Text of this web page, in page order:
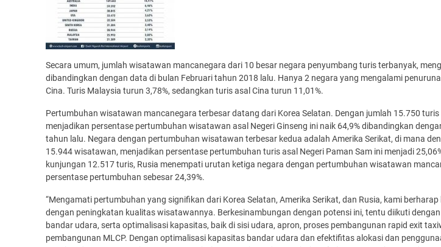
Secara umum, jumlah wisatawan mancanegara dari 10 besar negara penyumbang turis terbanyak,
dibandingkan dengan data di bulan Februari tahun 2018 lalu. Hanya 2 negara yang mengalami
Cina. Turis Malaysia turun 3,78%, sedangkan turis asal Cina turun 11,01%.
Pertumbuhan wisatawan mancanegara terbesar datang dari Korea Selatan. Dengan jumlah 15.750 turis
menjadikan persentase pertumbuhan wisatawan asal Negeri Ginseng ini naik 64,9% dibandingkan
tahun lalu. Negara dengan pertumbuhan wisatawan terbesar kedua adalah Amerika Serikat, di mana
15.944 wisatawan, menjadikan persentase pertumbuhan turis asal Negeri Paman Sam ini menjadi
kunjungan 12.517 turis, Rusia menempati urutan ketiga negara dengan pertumbuhan wisatawan
persentase pertumbuhan sebesar 24,39%.
“Mengamati pertumbuhan yang signifikan dari Korea Selatan, Amerika Serikat, dan Rusia, kami
dengan peningkatan kualitas wisatawannya. Berkesinambungan dengan potensi ini, tentu diikuti
bandar udara, serta optimalisasi kapasitas, baik di sisi udara, apron, proses pembangunan rapid exit
pembangunan MLCP. Dengan optimalisasi kapasitas bandar udara dan efektifitas alokasi dan